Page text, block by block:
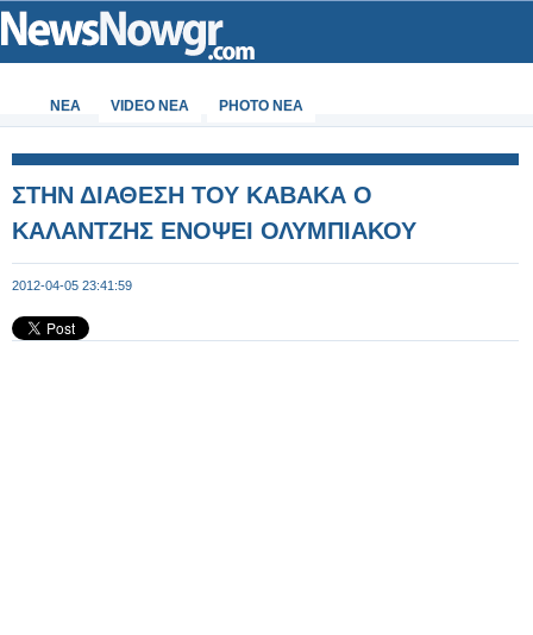
ΝΕΑ VIDEO NEA PHOTO NEA
ΣΤΗΝ ΔΙΑΘΕΣΗ ΤΟΥ ΚΑΒΑΚΑ Ο
ΚΑΛΑΝΤΖΗΣ ΕΝΟΨΕΙ ΟΛΥΜΠΙΑΚΟΥ
2012-04-05 23:41:59